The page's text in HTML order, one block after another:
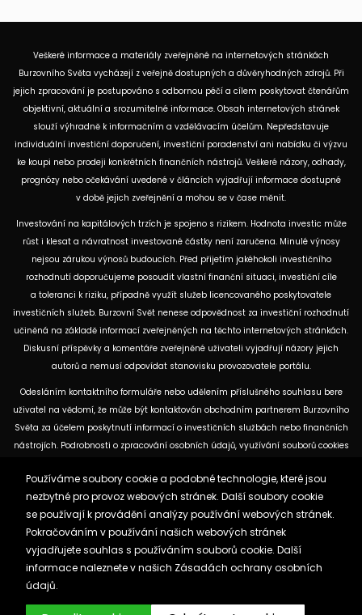
Veškeré informace a materiály zveřejněné na internetových stránkách
Burzovního Světa vycházejí z veřejně dostupných a důvěryhodných zdrojů. Při
jejich zpracování je postupováno s odbornou péčí a cílem poskytovat čtenářům
objektivní, aktuální a srozumitelné informace. Obsah internetových stránek
slouží výhradně k informačním a vzdělávacím účelům. Nepředstavuje
individuální investiční doporučení, investiční poradenství ani nabídku či výzvu
ke koupi nebo prodeji konkrétních finančních nástrojů. Veškeré názory, odhady,
prognózy nebo očekávání uvedené v článcích vyjadřují informace dostupné
v době jejich zveřejnění a mohou se v čase měnit.
Investování na kapitálových trzích je spojeno s rizikem. Hodnota investic může
růst i klesat a návratnost investované částky není zaručena. Minulé výnosy
nejsou zárukou výnosů budoucích. Před přijetím jakéhokoli investičního
rozhodnutí doporučujeme posoudit vlastní finanční situaci, investiční cíle
a toleranci k riziku, případně využít služeb licencovaného poskytovatele
investičních služeb. Burzovní Svět nenese odpovědnost za investiční rozhodnutí
učiněná na základě informací zveřejněných na těchto internetových stránkách.
Diskusní příspěvky a komentáře zveřejněné uživateli vyjadřují názory jejich
autorů a nemusí odpovídat stanovisku provozovatele portálu.
Odesláním kontaktního formuláře nebo udělením příslušného souhlasu bere
uživatel na vědomí, že může být kontaktován obchodním partnerem Burzovního
Světa za účelem poskytnutí informací o investičních službách nebo finančních
nástrojích. Podrobnosti o zpracování osobních údajů, využívání souborů cookies
dostupných na těchto internetových stránkách. U jednotlivých článků mohou
být uvedeny informace o použitých zdrojích, datu původní analýzy nebo datu,
ke kterému se vztahují uvedené tržní údaje.
Zásady ochrany osobních údajů a cookies
Reklama
Burzovnisvet.cz © 2026
Používáme soubory cookie a podobné technologie, které jsou
nezbytné pro provoz webových stránek. Další soubory cookie
se používají k provádění analýzy používání webových stránek.
Pokračováním v používání našich webových stránek
vyjadřujete souhlas s používáním souborů cookie. Další
informace naleznete v našich Zásadách ochrany osobních
údajů.